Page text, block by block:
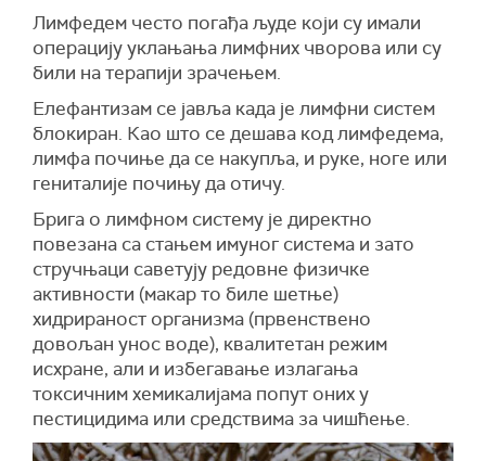
Лимфедем често погађа људе који су имали
операцију уклањања лимфних чворова или су
били на терапији зрачењем.
Елефантизам се јавља када је лимфни систем
блокиран. Као што се дешава код лимфедема,
лимфа почиње да се накупља, и руке, ноге или
гениталије почињу да отичу.
Брига о лимфном систему је директно
повезана са стањем имуног система и зато
стручњаци саветују редовне физичке
активности (макар то биле шетње)
хидрираност организма (првенствено
довољан унос воде), квалитетан режим
исхране, али и избегавање излагања
токсичним хемикалијама попут оних у
пестицидима или средствима за чишћење.